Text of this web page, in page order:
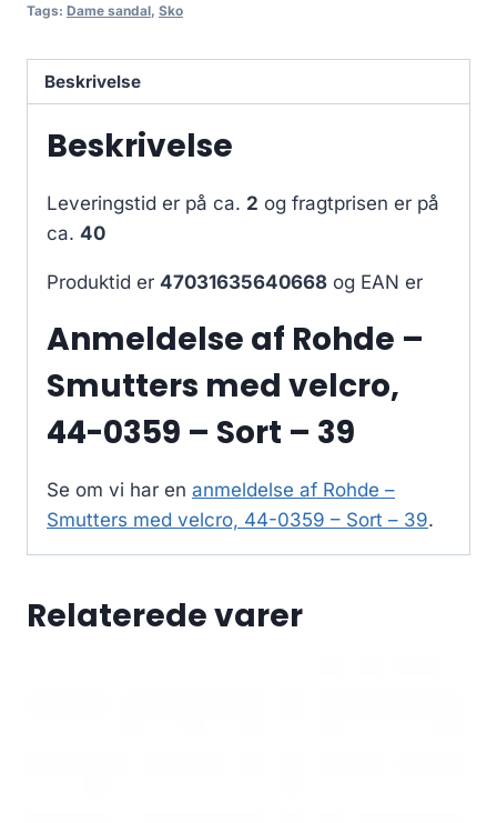
Tags: Dame sandal, Sko
Beskrivelse
Beskrivelse
Leveringstid er på ca. 2 og fragtprisen er på
ca. 40
Produktid er 47031635640668 og EAN er
Anmeldelse af Rohde –
Smutters med velcro,
44-0359 – Sort – 39
Se om vi har en anmeldelse af Rohde –
Smutters med velcro, 44-0359 – Sort – 39.
Relaterede varer